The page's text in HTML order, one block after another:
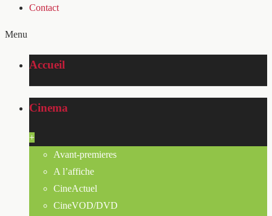
Contact
Menu
Accueil
Cinema
+
Avant-premieres
A l’affiche
CineActuel
CineVOD/DVD